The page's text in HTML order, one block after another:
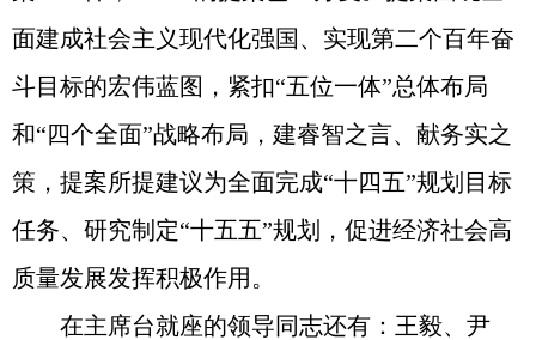
面建成社会主义现代化强国、实现第二个百年奋
斗目标的宏伟蓝图，紧扣“五位一体”总体布局
和“四个全面”战略布局，建睿智之言、献务实之
策，提案所提建议为全面完成“十四五”规划目标
任务、研究制定“十五五”规划，促进经济社会高
质量发展发挥积极作用。
在主席台就座的领导同志还有：王毅、尹